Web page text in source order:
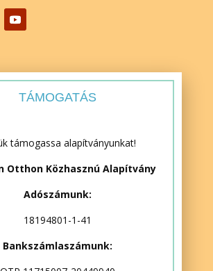
TÁMOGATÁS
támogassa alapítványunkat!
Otthon Közhasznú Alapítvány
Adószámunk:
18194801-1-41
Bankszámlaszámunk: